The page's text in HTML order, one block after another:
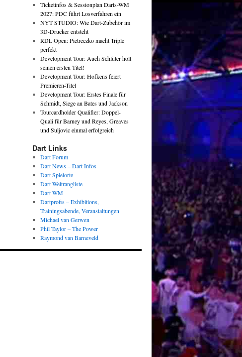
Ticketinfos & Sessionplan Darts-WM
2027: PDC führt Losverfahren ein
NYT STUDIO: Wie Dart-Zubehör im
3D-Drucker entsteht
RDL Open: Pietreczko macht Triple
perfekt
Development Tour: Auch Schlüter holt
seinen ersten Titel!
Development Tour: Hofkens feiert
Premieren-Titel
Development Tour: Erstes Finale für
Schmidt, Siege an Bates und Jackson
Tourcardholder Qualifier: Doppel-
Quali für Barney und Reyes, Greaves
und Suljovic einmal erfolgreich
Dart Links
Dart Forum
Dart News – Dart Infos
Dart Spielorte
Dart Weltrangliste
Dart WM
Dartprofis – Exhibitions,
Trainingsabende, Veranstaltungen
Michael van Gerwen
Phil Taylor – The Power
Raymond van Barneveld